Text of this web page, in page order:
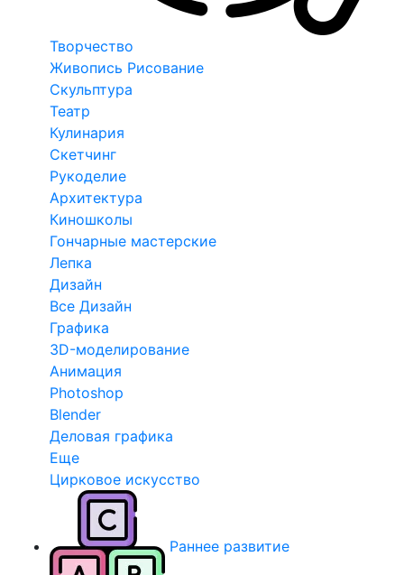
Творчество
Живопись Рисование
Скульптура
Театр
Кулинария
Скетчинг
Рукоделие
Архитектура
Киношколы
Гончарные мастерские
Лепка
Дизайн
Все Дизайн
Графика
3D-моделирование
Анимация
Photoshop
Blender
Деловая графика
Еще
Цирковое искусство
Раннее развитие